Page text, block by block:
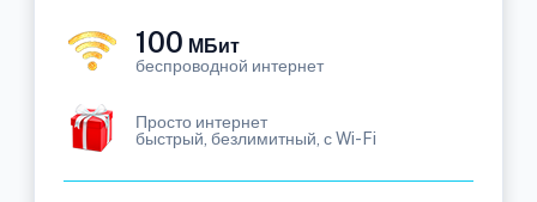
100 МБит
беспроводной интернет
Просто интернет
быстрый, безлимитный, с Wi-Fi